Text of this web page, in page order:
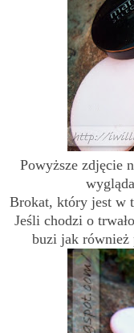
Powyższe zdjęcie
Brokat, który jest w
Jeśli chodzi o
buzi jak również